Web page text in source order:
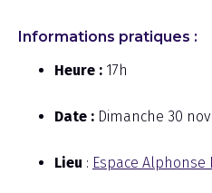
Informations pratiques :
Heure : 17h
Date : Dimanche 30
Lieu : Espace Alphonse